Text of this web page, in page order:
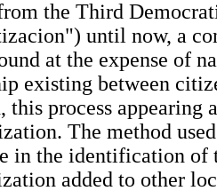
the Third
until now, a
at the expense of
existing between
this process appearing
The method
in the identification of
added to other